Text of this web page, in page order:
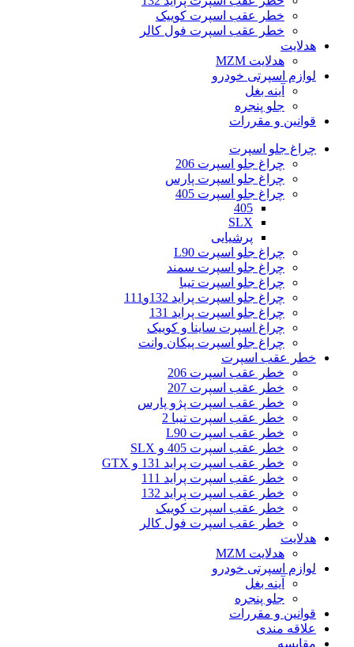
خطر عقب اسپرت کوییک
خطر عقب اسپرت فول کالر
هدلایت
هدلایت MZM
لوازم اسپرتی خودرو
آینه بغل
جلو پنجره
قوانین و مقررات
چراغ جلو اسپرت
چراغ جلو اسپرت 206
چراغ جلو اسپرت پارس
چراغ جلو اسپرت 405
405
SLX
پرشیایی
چراغ جلو اسپرت L90
چراغ جلو اسپرت سمند
چراغ جلو اسپرت تیبا
چراغ جلو اسپرت پراید 132و111
چراغ جلو اسپرت پراید 131
چراغ اسپرت ساینا و کوییک
چراغ جلو اسپرت پیکان وانت
خطر عقب اسپرت
خطر عقب اسپرت 206
خطر عقب اسپرت 207
خطر عقب اسپرت پژو پارس
خطر عقب اسپرت تیبا 2
خطر عقب اسپرت L90
خطر عقب اسپرت 405 و SLX
خطر عقب اسپرت پراید 131 و GTX
خطر عقب اسپرت پراید 111
خطر عقب اسپرت پراید 132
خطر عقب اسپرت کوییک
خطر عقب اسپرت فول کالر
هدلایت
هدلایت MZM
لوازم اسپرتی خودرو
آینه بغل
جلو پنجره
قوانین و مقررات
علاقه مندی
مقایسه